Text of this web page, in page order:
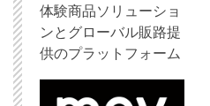
体験商品ソリューショ
ンとグローバル販路提
供のプラットフォーム